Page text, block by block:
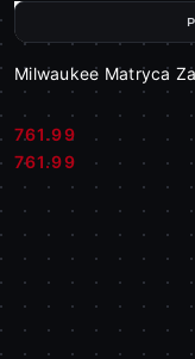
Milwaukee Matryca
Cena:
761.99
Cena:
761.99